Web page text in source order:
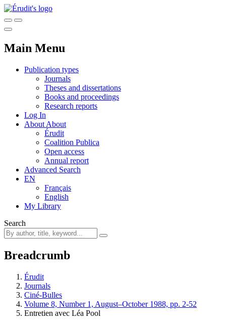
Main Menu
Publication types
Journals
Theses and dissertations
Books and proceedings
Research reports
Log In
About About
Érudit
Coalition Publica
Open access
Annual report
Advanced Search
EN
Français
English
My Library
Search
Breadcrumb
Érudit
Journals
Ciné-Bulles
Volume 8, Number 1, August–October 1988, pp. 2-52
Entretien avec Léa Pool